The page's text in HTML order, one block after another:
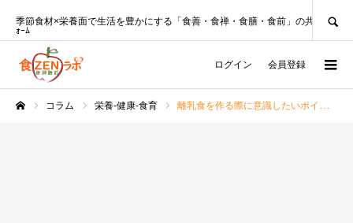
季節食材×栄養面で生活を豊かにする「食善・食禅・食膳・食前」の共創ﾌﾟﾗｯﾄﾌ
ｫｰﾑ
ログイン 会員登録
コラム 栄養-健康-食育 離乳食を作る際に意識したいポイント・レシピ例・注意点【管理栄養士コラム】